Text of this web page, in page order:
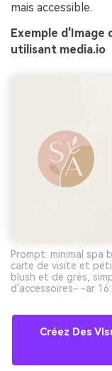
mais accessible.
Exemple d'Image
utilisant media.io
Prompt: minimal spa
carte de visite et
blush et de grès,
d'accessoires- -ar
Créez Des